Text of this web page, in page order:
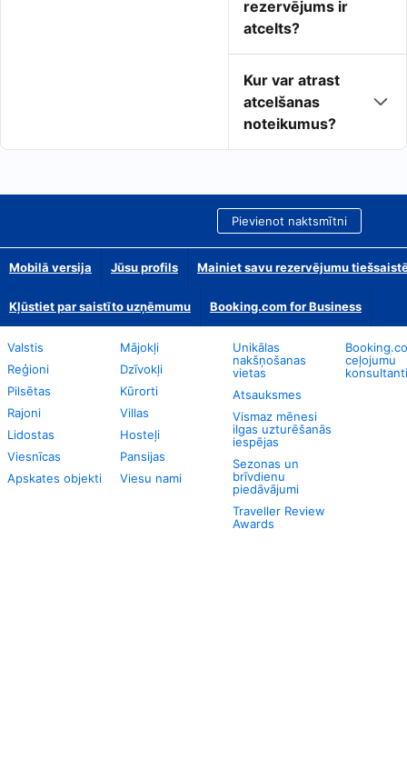
rezervējums ir
atcelts?
Kur var atrast
atcelšanas
noteikumus?
Pievienot naktsmītni
Mobilā versija Jūsu profils Mainiet savu rezervējumu
Kļūstiet par saistīto uzņēmumu Booking.com for Business
Valstis
Reģioni
Pilsētas
Rajoni
Lidostas
Viesnīcas
Apskates objekti
Mājokļi
Dzīvokļi
Kūrorti
Villas
Hosteļi
Pansijas
Viesu nami
Unikālas
nakšņošanas
vietas
Atsauksmes
Vismaz mēnesi
ilgas uzturēšanās
iespējas
Sezonas un
brīvdienu
piedāvājumi
Traveller Review
Awards
ceļojumu